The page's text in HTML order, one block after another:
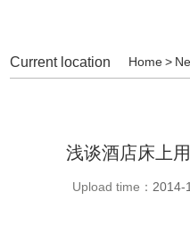
Current location Home >
浅谈酒店床上
Upload time： 2014-